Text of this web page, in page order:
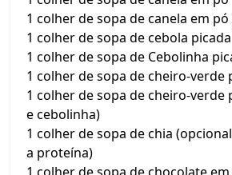
1 colher de sopa de canela em
1 colher de sopa de cebola picada
1 colher de sopa de Cebolinha
1 colher de sopa de cheiro-verde
1 colher de sopa de cheiro-verde
e cebolinha)
1 colher de sopa de chia
a proteína)